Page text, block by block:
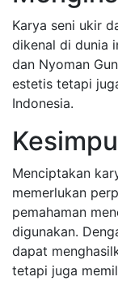
Karya seni ukir
dikenal di dunia
dan Nyoman
estetis tetapi
Indonesia.
Menciptakan
memerlukan
pemahaman
digunakan.
dapat
tetapi juga